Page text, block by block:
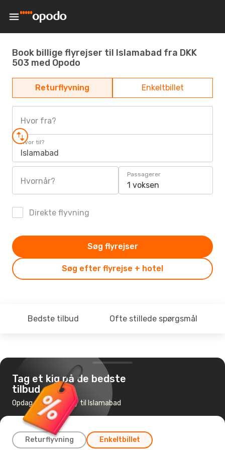
Book billige flyrejser til Islamabad fra DKK
503 med Opodo
Returflyvning Enkeltbillet
Hvor fra?
Hvor til?
Islamabad
Hvornår?
Passagerer
1 voksen
Direkte flyvning
Søg efter flyrejse + hotel
Søg flyrejser
Bedste tilbud Ofte stillede spørgsmål
Tag et kig på de bedste
tilbud
Opdag de billigste fly til Islamabad
Returflyvning Enkeltbillet